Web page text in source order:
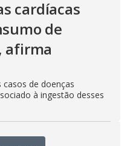
cardíacas
de
afirma
de doenças
à ingestão desses